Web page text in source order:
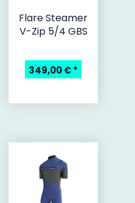
Flare Steamer
V-Zip 5/4 GBS
349,00 €*